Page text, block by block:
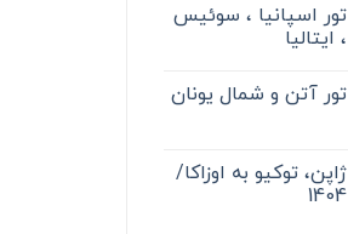
تور اسپانیا ، سوئیس
، ایتالیا
تور آتن و شمال یونان
ژاپن، توکیو به اوزاکا/
1404